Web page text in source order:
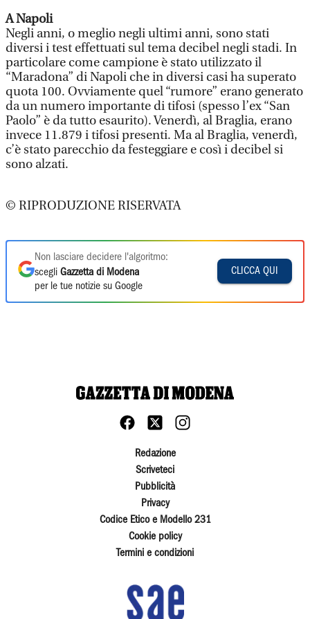
A Napoli
Negli anni, o meglio negli ultimi anni, sono stati
diversi i test effettuati sul tema decibel negli stadi. In
particolare come campione è stato utilizzato il
“Maradona” di Napoli che in diversi casi ha superato
quota 100. Ovviamente quel “rumore” erano generato
da un numero importante di tifosi (spesso l’ex “San
Paolo” è da tutto esaurito). Venerdì, al Braglia, erano
invece 11.879 i tifosi presenti. Ma al Braglia, venerdì,
c’è stato parecchio da festeggiare e così i decibel si
sono alzati.
© RIPRODUZIONE RISERVATA
Non lasciare decidere l'algoritmo:
scegli Gazzetta di Modena
per le tue notizie su Google
CLICCA QUI
Redazione
Scriveteci
Pubblicità
Privacy
Codice Etico e Modello 231
Cookie policy
Termini e condizioni